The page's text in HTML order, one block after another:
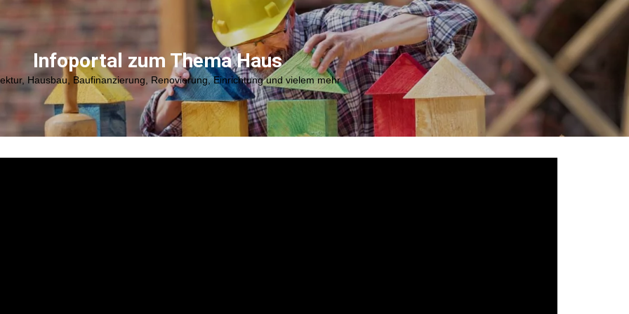
Infoportal zum Thema Haus
Hausbau, Baufinanzierung, Renovierung, Einrichtung und vielem mehr